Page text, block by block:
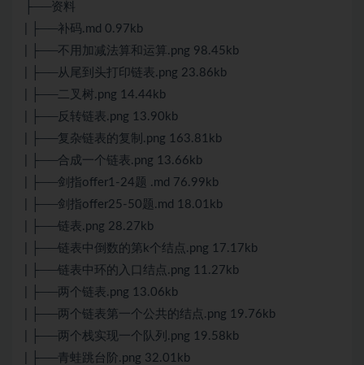
├──资料
| ├──补码.md 0.97kb
| ├──不用加减法算和运算.png 98.45kb
| ├──从尾到头打印链表.png 23.86kb
| ├──二叉树.png 14.44kb
| ├──反转链表.png 13.90kb
| ├──复杂链表的复制.png 163.81kb
| ├──合成一个链表.png 13.66kb
| ├──剑指offer1-24题 .md 76.99kb
| ├──剑指offer25-50题.md 18.01kb
| ├──链表.png 28.27kb
| ├──链表中倒数的第k个结点.png 17.17kb
| ├──链表中环的入口结点.png 11.27kb
| ├──两个链表.png 13.06kb
| ├──两个链表第一个公共的结点.png 19.76kb
| ├──两个栈实现一个队列.png 19.58kb
| ├──青蛙跳台阶.png 32.01kb